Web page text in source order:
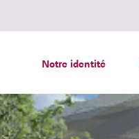
Notre identité